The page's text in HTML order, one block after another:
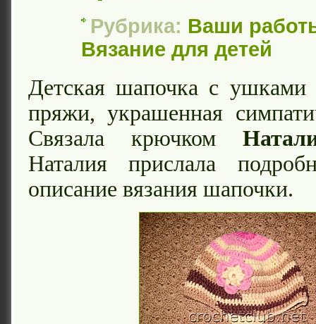
Рубрика: Ваши
Вязание для детей
Детская шапочка с ушками
пряжи, украшенная
Связала крючком
Наталия прислала
описание вязания шапочки.